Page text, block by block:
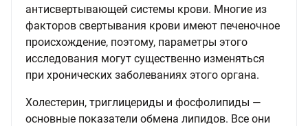
антисвертывающей системы крови. Многие из
факторов свертывания крови имеют печеночное
происхождение, поэтому, параметры этого
исследования могут существенно изменяться
при хронических заболеваниях этого органа.
Холестерин, триглицериды и фосфолипиды —
основные показатели обмена липидов. Все они